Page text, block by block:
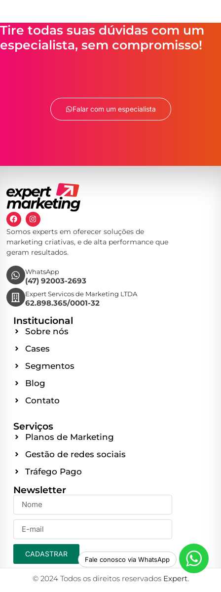
Fale conosco via WhatsApp
Tire todas suas dúvidas com um
especialista, sem compromisso!
Falar com um especialista
Somos experts em oferecer soluções de
marketing criativas, e de alta performance que
geram resultados.
WhatsApp
(47) 92003-2693
Expert Servicos de Marketing LTDA
62.898.365/0001-32
Institucional
Sobre nós
Cases
Segmentos
Blog
Contato
Serviços
Planos de Marketing
Gestão de redes sociais
Tráfego Pago
Newsletter
CADASTRAR
© 2024 Todos os direitos reservados Expert.